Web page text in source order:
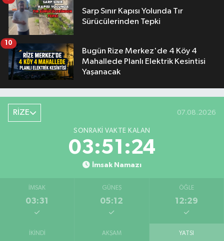
Sarp Sınır Kapısı Yolunda Tır
Sürücülerinden Tepki
Bugün Rize Merkez'de 4 Köy 4
Mahallede Planlı Elektrik Kesintisi
Yaşanacak
10
RİZE 07.08.2026
SONRAKI VAKTE KALAN
03:51:23
İmsak Namazı
İMSAK
03:31
GÜNEŞ
05:12
ÖĞLE
12:29
İKINDI AKŞAM YATSI